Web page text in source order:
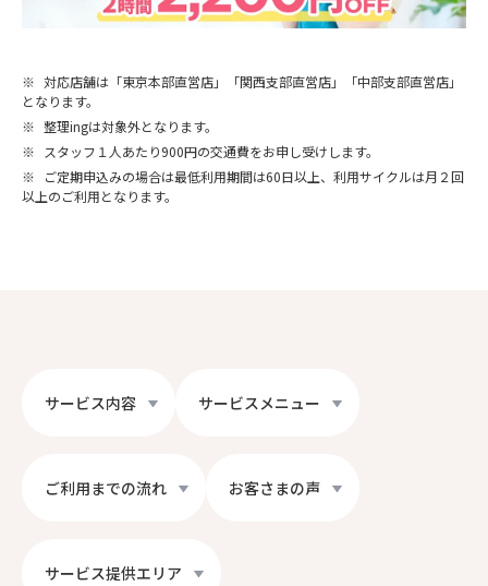
※ 対応店舗は「東京本部直営店」「関西支部直営店」「中部支部直営店」
となります。
※ 整理ingは対象外となります。
※
スタッフ１人あたり900円の交通費をお申し受けします。
※
ご定期申込みの場合は最低利用期間は60日以上、利用サイクルは月２回
以上のご利用となります。
サービス内容 サービスメニュー
ご利用までの流れ お客さまの声
サービス提供エリア